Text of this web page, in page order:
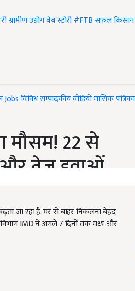
ग्रामीण उद्योगवेब स्टोरी#FTBसफल किसान
Jobsविविधसम्पादकीयवीडियोमासिक पत्रिका
मौसम! 22 से
और तेज हवाओं
जा रहा है. घर से बाहर निकलना बेहद
विभाग IMD ने अगले 7 दिनों तक मध्य और